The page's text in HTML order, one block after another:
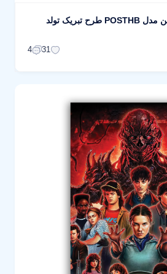
کارت پستال ماسا دیزاین مدل POSTHB طرح تبریک تولد
31
4